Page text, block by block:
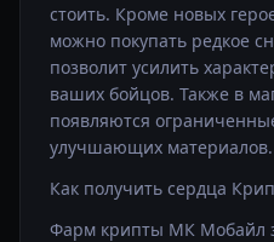
стоить. Кроме новых
можно покупать редкое
позволит усилить
ваших бойцов. Также в
появляются
улучшающих материалов.
Как получить сердца
Фарм крипты МК Мобайл